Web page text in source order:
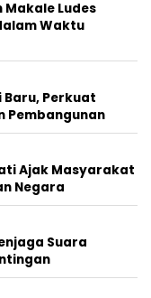
Makale Ludes
Waktu
Perkuat
Pembangunan
Ajak Masyarakat
Negara
Suara